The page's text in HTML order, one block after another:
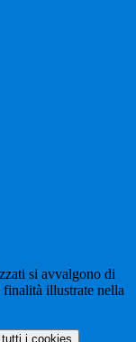
si avvalgono di
illustrate nella
i cookies